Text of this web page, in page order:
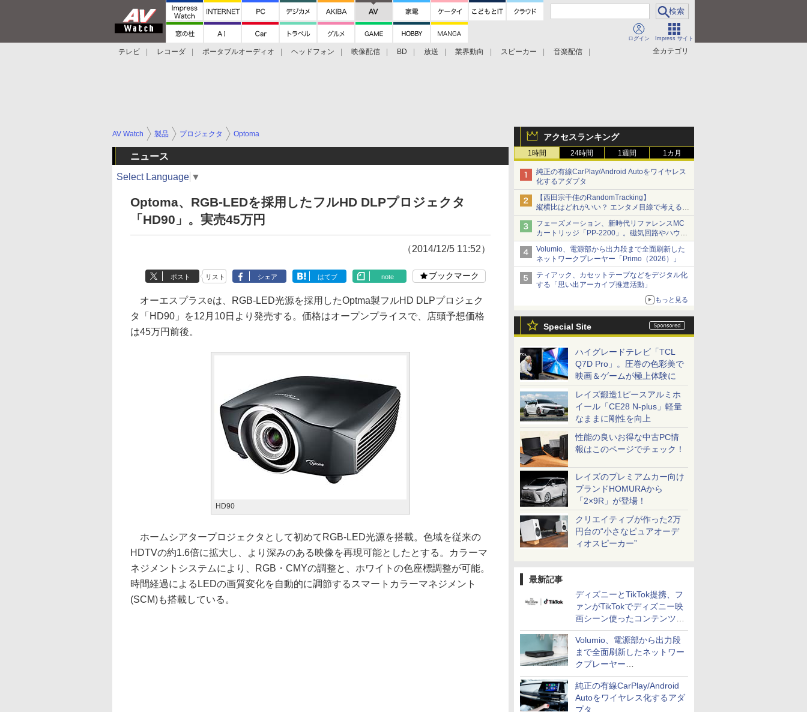
ログイン Impress サイト
全カテゴリ
テレビ レコーダ ポータブルオーディオ ヘッドフォン 映像配信 BD 放送 業界動向 スピーカー
音楽配信
アクセスランキング
1時間 24時間 1週間 1カ月
純正の有線CarPlay/Android Autoをワイヤレス
化するアダプタ
【西田宗千佳のRandomTracking】
縦横比はどれがいい？ エンタメ目線で考える、
サムスン新「Galaxy Z Fold」
フェーズメーション、新時代リファレンスMC
カートリッジ「PP-2200」。磁気回路やハウジ
ングを根本から見直し
Volumio、電源部から出力段まで全面刷新した
ネットワークプレーヤー「Primo（2026）」
ティアック、カセットテープなどをデジタル化
する「思い出アーカイブ推進活動」
もっと見る
Special Site
ハイグレードテレビ「TCL
Q7D Pro」。圧巻の色彩美で
映画＆ゲームが極上体験に
レイズ鍛造1ピースアルミホ
イール「CE28 N-plus」軽量
なままに剛性を向上
性能の良いお得な中古PC情
報はこのページでチェック！
レイズのプレミアムカー向け
ブランドHOMURAから
「2×9R」が登場！
クリエイティブが作った2万
円台の“小さなピュアオーデ
ィオスピーカー”
最新記事
ディズニーとTikTok提携、フ
ァンがTikTokでディズニー映
画シーン使ったコンテンツ制
作、Disney+にも配信
Volumio、電源部から出力段
まで全面刷新したネットワー
クプレーヤー
「Primo（2026）」
純正の有線CarPlay/Android
Autoをワイヤレス化するアダ
プタ
AV Watch 製品 プロジェクタ Optoma
ニュース
Select Language ▼
Optoma、RGB-LEDを採用したフルHD DLPプロジェクタ
「HD90」。実売45万円
（2014/12/5 11:52）
ポスト リスト シェア はてブ note ブックマーク
オーエスプラスeは、RGB-LED光源を採用したOptma製フルHD DLPプロジェク
タ「HD90」を12月10日より発売する。価格はオープンプライスで、店頭予想価格
は45万円前後。
HD90
ホームシアタープロジェクタとして初めてRGB-LED光源を搭載。色域を従来の
HDTVの約1.6倍に拡大し、より深みのある映像を再現可能としたとする。カラーマ
ネジメントシステムにより、RGB・CMYの調整と、ホワイトの色座標調整が可能。
時間経過によるLEDの画質変化を自動的に調節するスマートカラーマネジメント
(SCM)も搭載している。